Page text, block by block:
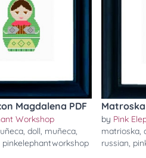
Magdalena PDF
Workshop
, doll, muñeca,
pinkelephantworkshop
Matroska
by Pink
matrioska,
russian,